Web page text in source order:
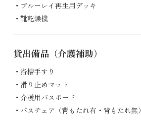
ブルーレイ再生用デッキ
靴乾燥機
貸出備品（介護補助）
浴槽手すり
滑り止めマット
介護用バスボード
バスチェア（背もたれ有・背もたれ無）